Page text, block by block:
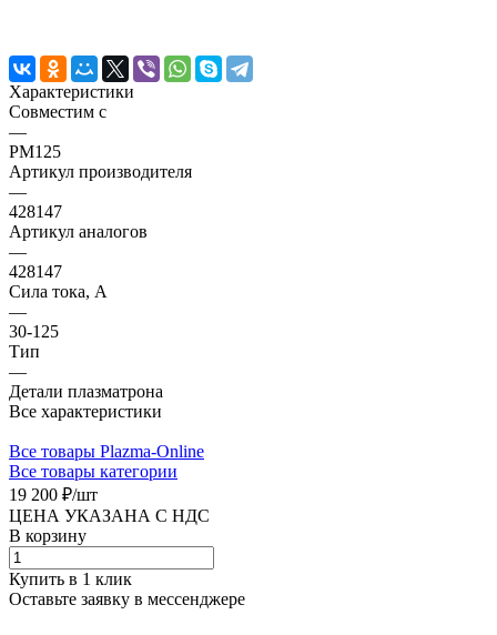
Характеристики
Совместим с
—
PM125
Артикул производителя
—
428147
Артикул аналогов
—
428147
Сила тока, А
—
30-125
Тип
—
Детали плазматрона
Все характеристики
Все товары Plazma-Online
Все товары категории
19 200 ₽/шт
ЦЕНА УКАЗАНА С НДС
В корзину
Купить в 1 клик
Оставьте заявку в мессенджере